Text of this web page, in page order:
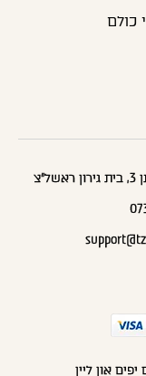
כולם
און ליין